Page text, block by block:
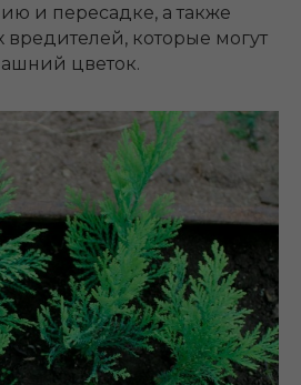
и пересадке, а также
которые могут
цветок.